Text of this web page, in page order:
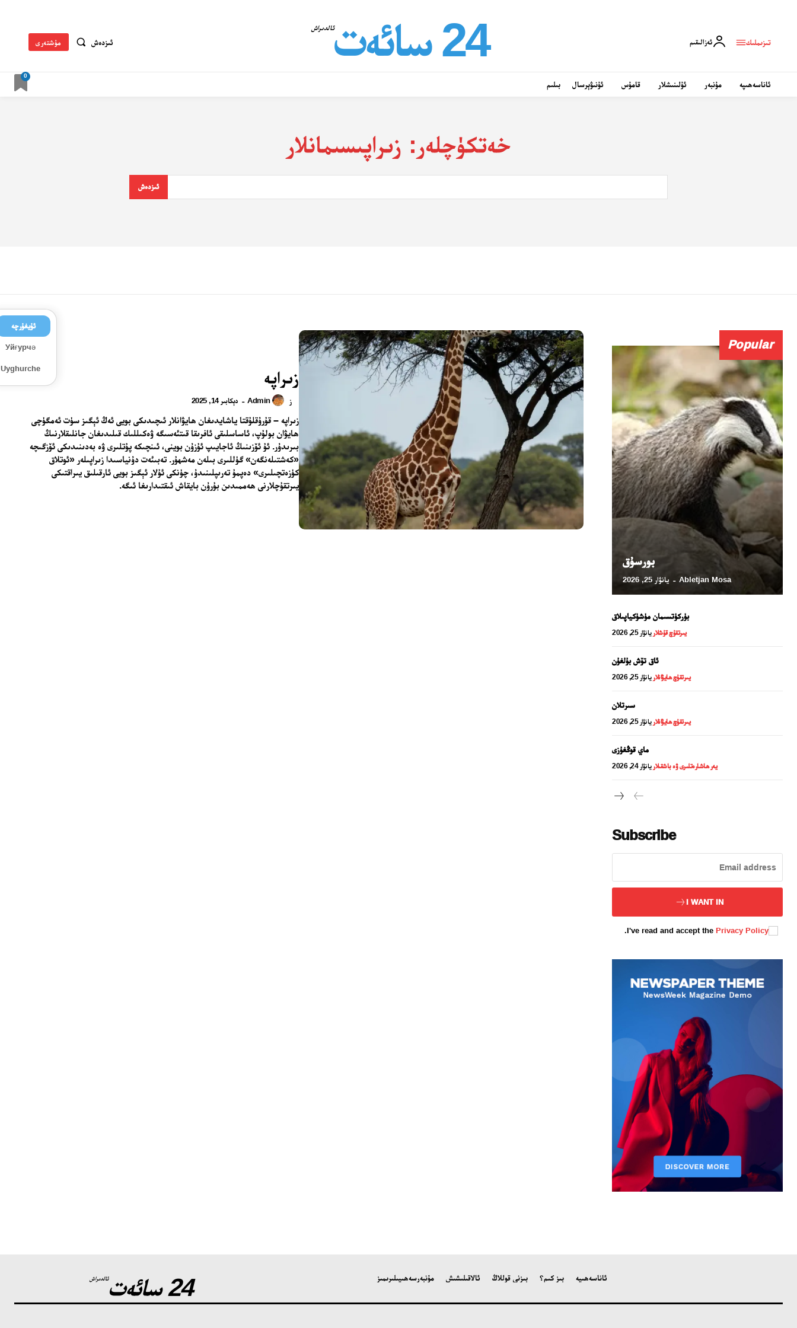
تىزىملىك ئەزالىقىم 24 سائەت ئالدىراش
ئىزدەش مۇشتەرى
ئاناسەھىپە مۇنبەر ئۇلىنىشلار قامۇس ئۇنىۋېرسال بىلىم
0
خەتكۈچلەر: زىراپىسىمانلار
ئىزدەش
زىراپە
ز Admin
- دېكابىر 14, 2025
زىراپە – قۇرۇقلۇقتا ياشايدىغان ھايۋانلار ئىچىدىكى بويى ئەڭ ئېگىز سۈت ئەمگۈچى
ھايۋان بولۇپ، ئاساسلىقى ئافرىقا قىتئەسىگە ۋەكىللىك قىلىدىغان جانلىقلارنىڭ
بىرىدۇر. ئۇ ئۆزىنىڭ ئاجايىپ ئۇزۇن بوينى، ئىنچىكە پۇتلىرى ۋە بەدىنىدىكى ئۆزگىچە
«كەشتىلەنگەن» گۈللىرى بىلەن مەشھۇر. تەبىئەت دۇنياسىدا زىراپىلەر «ئوتلاق
كۈزەتچىلىرى» دەپمۇ تەرىپلىنىدۇ، چۈنكى ئۇلار ئېگىز بويى ئارقىلىق يىراقتىكى
يىرتقۇچلارنى ھەممىدىن بۇرۇن بايقاش ئىقتىدارىغا ئىگە.
Popular
بورسۇق
Abletjan Mosa
- يانۋار 25, 2026
بۈركۈتسىمان مۈشۈكياپىلاق
يىرتقۇچ قۇشلار يانۋار 25, 2026
ئاق تۆش بۇلغۇن
يىرتقۇچ ھايۋانلار يانۋار 25, 2026
سىرتلان
يىرتقۇچ ھايۋانلار يانۋار 25, 2026
ماي قوڭغۇزى
يەر ھاشارەتلىرى ۋە باشقىلار يانۋار 24, 2026
Subscribe
I WANT IN
I've read and accept the Privacy Policy
.
24 سائەت ئالدىراش ئاناسەھىپە بىز كىم؟ بىزنى قوللاڭ ئالاقىلىشىش مۇنبەرسەھىپىلىرىمىز
ئۇيغۇرچە
Уйғурчә
Uyghurche